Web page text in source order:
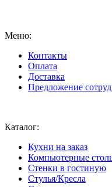
Меню:
Контакты
Оплата
Доставка
Предложение
Каталог:
Кухни на заказ
Компьютерные
Стенки в гостиную
Стулья/Кресла